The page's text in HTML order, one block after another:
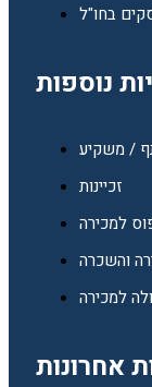
בחו"ל
נוספות
/ משקיע
זכיינות
למכירה
והשכרה
למכירה
אחרונות